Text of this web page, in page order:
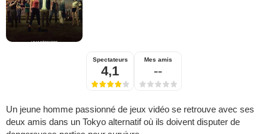
Spectateurs
4,1
Mes amis
--
Un jeune homme passionné de jeux vidéo se retrouve avec ses
deux amis dans un Tokyo alternatif où ils doivent disputer de